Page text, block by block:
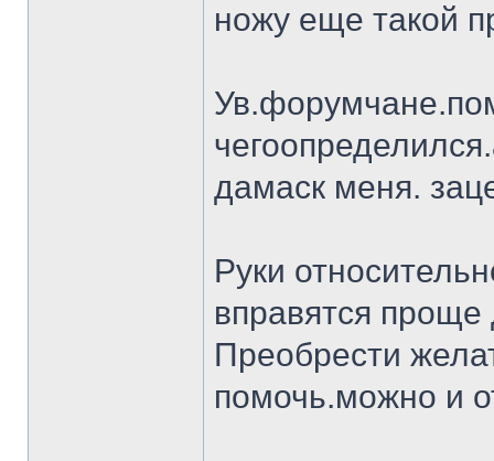
ножу еще такой
дамаск меня.
Руки
вправятся
Преобрести
помочь.можно и